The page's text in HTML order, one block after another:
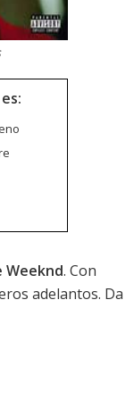
Weeknd. Con
adelantos. Da